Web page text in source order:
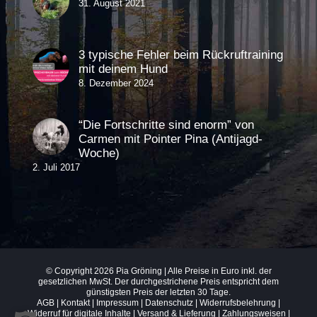
31. August 2021
3 typische Fehler beim Rückruftraining
mit deinem Hund
8. Dezember 2024
“Die Fortschritte sind enorm” von
Carmen mit Pointer Pina (Antijagd-
Woche)
2. Juli 2017
© Copyright2026 Pia Gröning | Alle Preise in Euro inkl. der
gesetzlichen MwSt. Der durchgestrichene Preis entspricht dem
günstigsten Preis der letzten 30 Tage.
AGB
Kontakt| Impressum Datenschutz Widerrufsbelehrung
Widerruf für digitale Inhalte
Versand & Lieferung | Zahlungsweisen |